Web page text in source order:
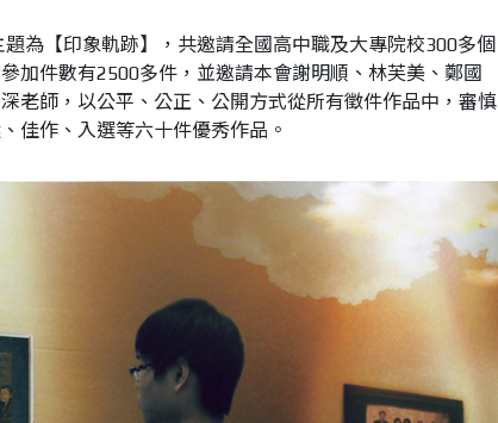
為【印象軌跡】，共邀請全國高中職及大專院校300多個
加件數有2500多件，並邀請本會謝明順、林芙美、鄭國
老師，以公平、公正、公開方式從所有徵件作品中，審慎
佳作、入選等六十件優秀作品。